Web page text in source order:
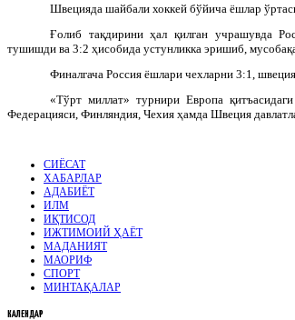
Швецияда шайбали хоккей бўйича ёшлар
Ғолиб тақдирини ҳал қилган учрашувда
тушишди ва 3:2 ҳисобида устунликка эришиб,
Финалгача Россия ёшлари чехларни 3:1,
«Тўрт миллат» турнири Европа
Федерацияси, Финляндия, Чехия ҳамда Швеция
СИЁСАТ
ХАБАРЛАР
АДАБИЁТ
ИЛМ
ИҚТИСОД
ИЖТИМОИЙ ҲАЁТ
МАДАНИЯТ
МАОРИФ
СПОРТ
МИНТАҚАЛАР
КАЛЕНДАР